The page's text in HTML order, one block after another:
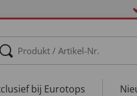
bij Eurotops